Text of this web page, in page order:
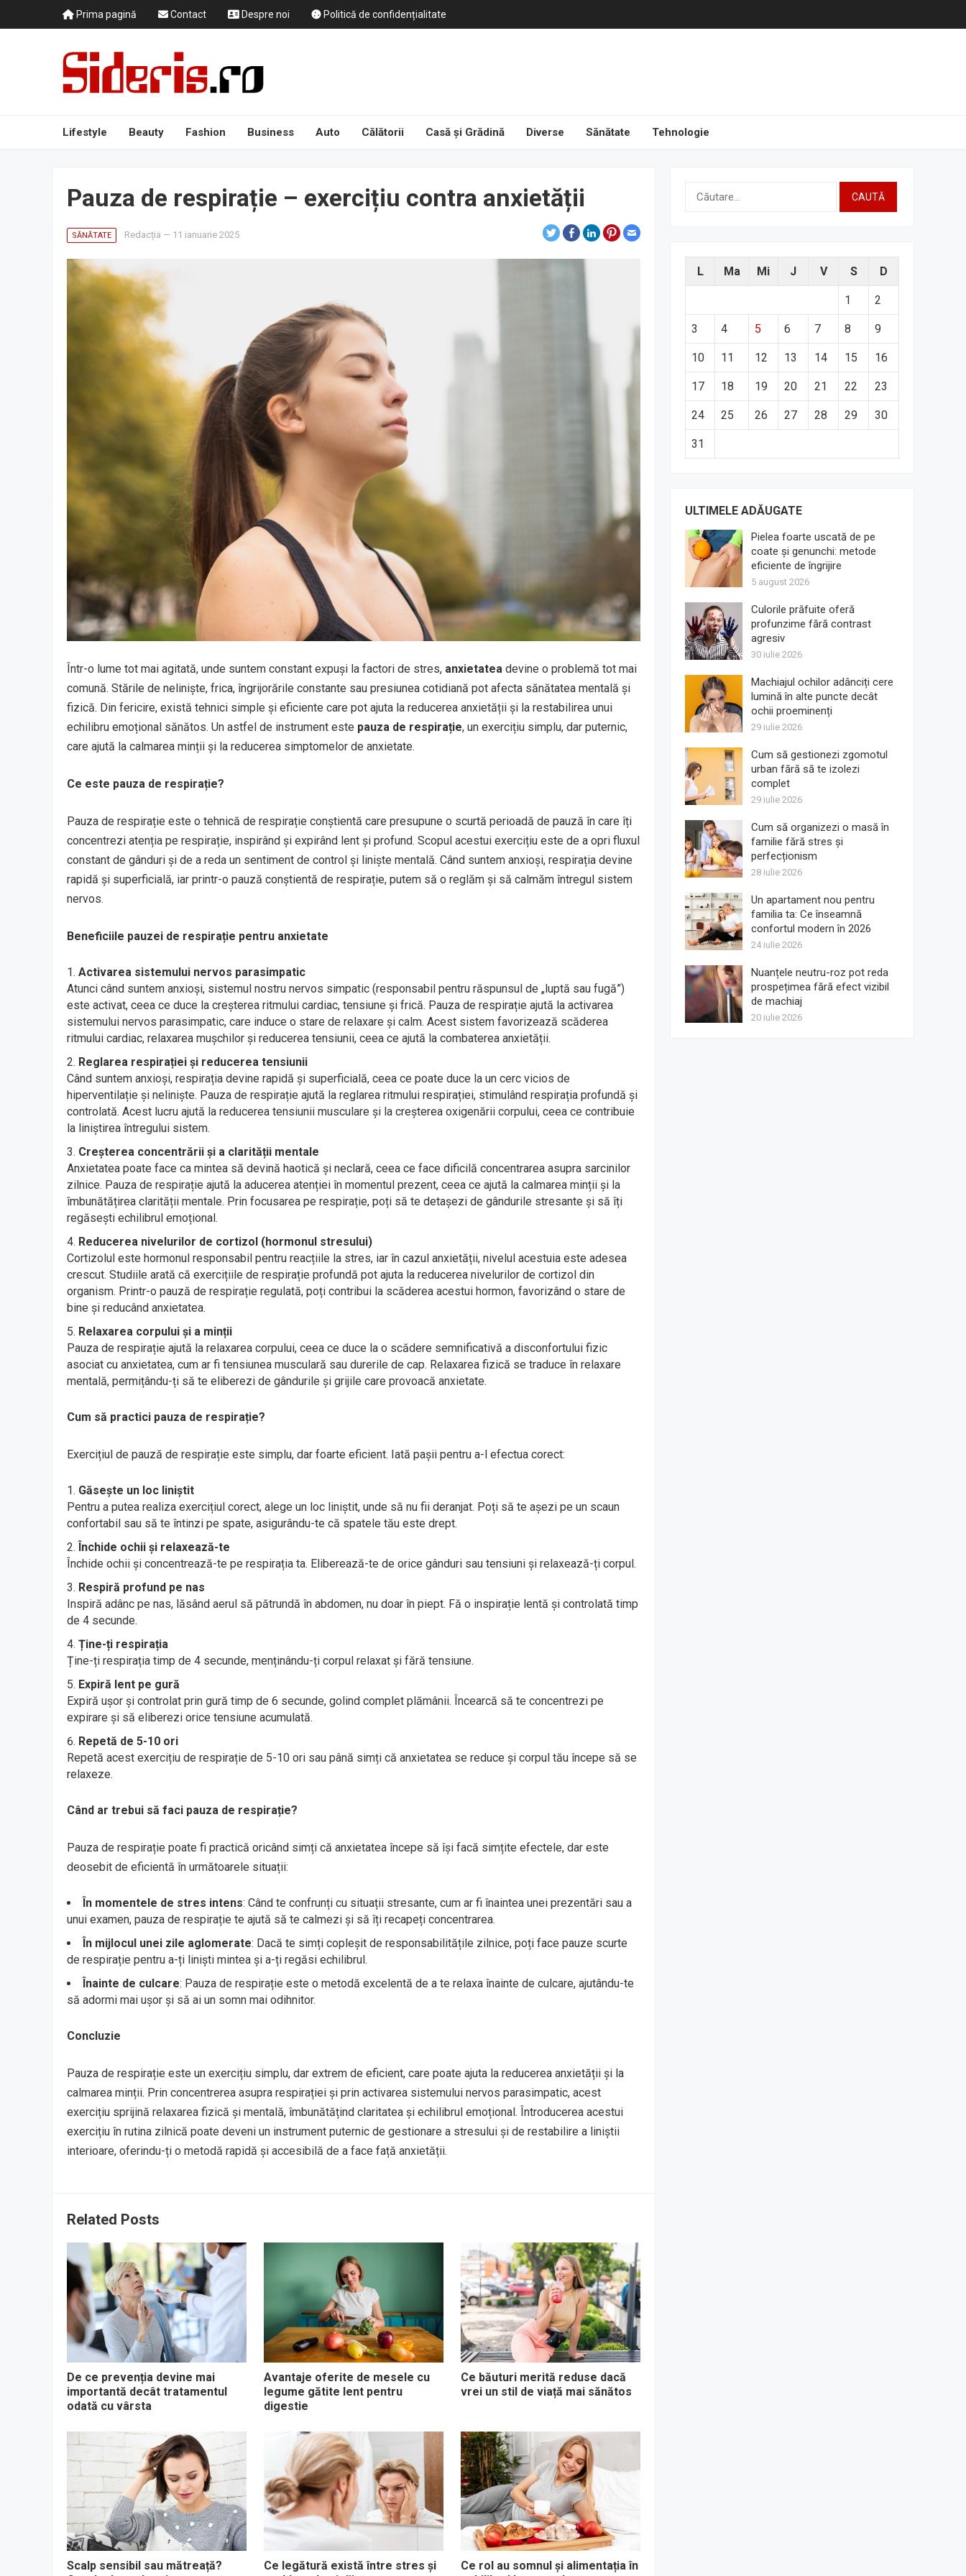
Prima pagină Contact Despre noi Politică de confidențialitate
Lifestyle Beauty Fashion Business Auto Călătorii Casă și Grădină Diverse Sănătate Tehnologie
Pauza de respirație – exercițiu contra anxietății
SĂNĂTATE Redacția — 11 ianuarie 2025
Într-o lume tot mai agitată, unde suntem constant expuși la factori de stres, anxietatea devine o problemă tot mai
comună. Stările de neliniște, frica, îngrijorările constante sau presiunea cotidiană pot afecta sănătatea mentală și
fizică. Din fericire, există tehnici simple și eficiente care pot ajuta la reducerea anxietății și la restabilirea unui
echilibru emoțional sănătos. Un astfel de instrument este pauza de respirație, un exercițiu simplu, dar puternic,
care ajută la calmarea minții și la reducerea simptomelor de anxietate.
Ce este pauza de respirație?
Pauza de respirație este o tehnică de respirație conștientă care presupune o scurtă perioadă de pauză în care îți
concentrezi atenția pe respirație, inspirând și expirând lent și profund. Scopul acestui exercițiu este de a opri fluxul
constant de gânduri și de a reda un sentiment de control și liniște mentală. Când suntem anxioși, respirația devine
rapidă și superficială, iar printr-o pauză conștientă de respirație, putem să o reglăm și să calmăm întregul sistem
nervos.
Beneficiile pauzei de respirație pentru anxietate
Activarea sistemului nervos parasimpatic
Atunci când suntem anxioși, sistemul nostru nervos simpatic (responsabil pentru răspunsul de „luptă sau fugă”)
este activat, ceea ce duce la creșterea ritmului cardiac, tensiune și frică. Pauza de respirație ajută la activarea
sistemului nervos parasimpatic, care induce o stare de relaxare și calm. Acest sistem favorizează scăderea
ritmului cardiac, relaxarea mușchilor și reducerea tensiunii, ceea ce ajută la combaterea anxietății.
Reglarea respirației și reducerea tensiunii
Când suntem anxioși, respirația devine rapidă și superficială, ceea ce poate duce la un cerc vicios de
hiperventilație și neliniște. Pauza de respirație ajută la reglarea ritmului respirației, stimulând respirația profundă și
controlată. Acest lucru ajută la reducerea tensiunii musculare și la creșterea oxigenării corpului, ceea ce contribuie
la liniștirea întregului sistem.
Creșterea concentrării și a clarității mentale
Anxietatea poate face ca mintea să devină haotică și neclară, ceea ce face dificilă concentrarea asupra sarcinilor
zilnice. Pauza de respirație ajută la aducerea atenției în momentul prezent, ceea ce ajută la calmarea minții și la
îmbunătățirea clarității mentale. Prin focusarea pe respirație, poți să te detașezi de gândurile stresante și să îți
regăsești echilibrul emoțional.
Reducerea nivelurilor de cortizol (hormonul stresului)
Cortizolul este hormonul responsabil pentru reacțiile la stres, iar în cazul anxietății, nivelul acestuia este adesea
crescut. Studiile arată că exercițiile de respirație profundă pot ajuta la reducerea nivelurilor de cortizol din
organism. Printr-o pauză de respirație regulată, poți contribui la scăderea acestui hormon, favorizând o stare de
bine și reducând anxietatea.
Relaxarea corpului și a minții
Pauza de respirație ajută la relaxarea corpului, ceea ce duce la o scădere semnificativă a disconfortului fizic
asociat cu anxietatea, cum ar fi tensiunea musculară sau durerile de cap. Relaxarea fizică se traduce în relaxare
mentală, permițându-ți să te eliberezi de gândurile și grijile care provoacă anxietate.
Cum să practici pauza de respirație?
Exercițiul de pauză de respirație este simplu, dar foarte eficient. Iată pașii pentru a-l efectua corect:
Găsește un loc liniștit
Pentru a putea realiza exercițiul corect, alege un loc liniștit, unde să nu fii deranjat. Poți să te așezi pe un scaun
confortabil sau să te întinzi pe spate, asigurându-te că spatele tău este drept.
Închide ochii și relaxează-te
Închide ochii și concentrează-te pe respirația ta. Eliberează-te de orice gânduri sau tensiuni și relaxează-ți corpul.
Respiră profund pe nas
Inspiră adânc pe nas, lăsând aerul să pătrundă în abdomen, nu doar în piept. Fă o inspirație lentă și controlată timp
de 4 secunde.
Ține-ți respirația
Ține-ți respirația timp de 4 secunde, menținându-ți corpul relaxat și fără tensiune.
Expiră lent pe gură
Expiră ușor și controlat prin gură timp de 6 secunde, golind complet plămânii. Încearcă să te concentrezi pe
expirare și să eliberezi orice tensiune acumulată.
Repetă de 5-10 ori
Repetă acest exercițiu de respirație de 5-10 ori sau până simți că anxietatea se reduce și corpul tău începe să se
relaxeze.
Când ar trebui să faci pauza de respirație?
Pauza de respirație poate fi practică oricând simți că anxietatea începe să își facă simțite efectele, dar este
deosebit de eficientă în următoarele situații:
În momentele de stres intens: Când te confrunți cu situații stresante, cum ar fi înaintea unei prezentări sau a
unui examen, pauza de respirație te ajută să te calmezi și să îți recapeți concentrarea.
În mijlocul unei zile aglomerate: Dacă te simți copleșit de responsabilitățile zilnice, poți face pauze scurte
de respirație pentru a-ți liniști mintea și a-ți regăsi echilibrul.
Înainte de culcare: Pauza de respirație este o metodă excelentă de a te relaxa înainte de culcare, ajutându-te
să adormi mai ușor și să ai un somn mai odihnitor.
Concluzie
Pauza de respirație este un exercițiu simplu, dar extrem de eficient, care poate ajuta la reducerea anxietății și la
calmarea minții. Prin concentrerea asupra respirației și prin activarea sistemului nervos parasimpatic, acest
exercițiu sprijină relaxarea fizică și mentală, îmbunătățind claritatea și echilibrul emoțional. Întroducerea acestui
exercițiu în rutina zilnică poate deveni un instrument puternic de gestionare a stresului și de restabilire a liniștii
interioare, oferindu-ți o metodă rapidă și accesibilă de a face față anxietății.
Related Posts
De ce prevenția devine mai
importantă decât tratamentul
odată cu vârsta
Avantaje oferite de mesele cu
legume gătite lent pentru
digestie
Ce băuturi merită reduse dacă
vrei un stil de viață mai sănătos
Scalp sensibil sau mătreață?
Ce legătură există între stres și
Ce rol au somnul și alimentația în
Caută
L Ma Mi J V S D
1 2
3 4 5 6 7 8 9
10 11 12 13 14 15 16
17 18 19 20 21 22 23
24 25 26 27 28 29 30
31
ULTIMELE ADĂUGATE
Pielea foarte uscată de pe
coate și genunchi: metode
eficiente de îngrijire
5 august 2026
Culorile prăfuite oferă
profunzime fără contrast
agresiv
30 iulie 2026
Machiajul ochilor adânciți cere
lumină în alte puncte decât
ochii proeminenți
29 iulie 2026
Cum să gestionezi zgomotul
urban fără să te izolezi
complet
29 iulie 2026
Cum să organizezi o masă în
familie fără stres și
perfecționism
28 iulie 2026
Un apartament nou pentru
familia ta: Ce înseamnă
confortul modern în 2026
24 iulie 2026
Nuanțele neutru-roz pot reda
prospețimea fără efect vizibil
de machiaj
20 iulie 2026